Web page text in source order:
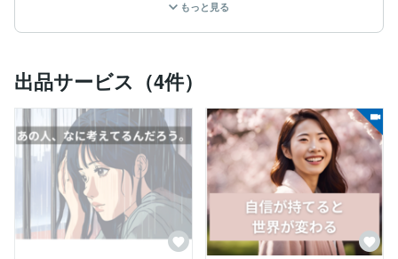
◯ 不倫をしているが、未来が見えない
◯ 婚活で進展がない
などがあります。
もし、これらの悩みがあれば、今回は解決する　「答
え」　をお教えします。
それは、　”自信”　をつける事です。
もっと見る
出品サービス（4件）